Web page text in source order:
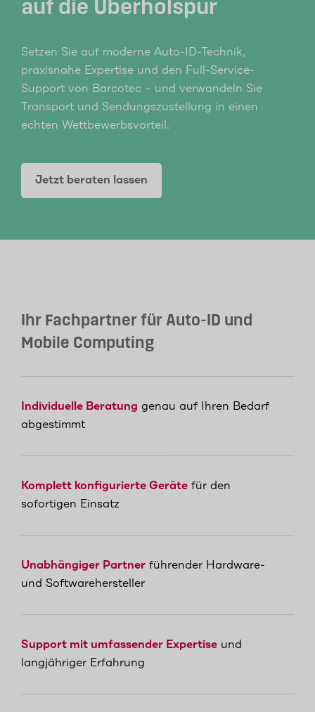
auf die Überholspur
Setzen Sie auf moderne Auto-ID-Technik,
praxisnahe Expertise und den Full-Service-
Support von Barcotec – und verwandeln Sie
Transport und Sendungszustellung in einen
echten Wettbewerbsvorteil.
Jetzt beraten lassen
Ihr Fachpartner für Auto-ID und
Mobile Computing
Individuelle Beratung genau auf Ihren Bedarf
abgestimmt
Komplett konfigurierte Geräte für den
sofortigen Einsatz
Unabhängiger Partner führender Hardware-
und Softwarehersteller
Support mit umfassender Expertise und
langjähriger Erfahrung